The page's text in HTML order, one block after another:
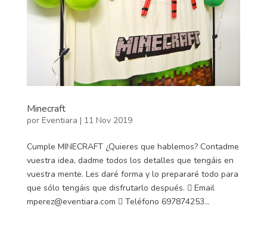
Minecraft
por Eventiara | 11 Nov 2019
Cumple MINECRAFT ¿Quieres que hablemos? Contadme
vuestra idea, dadme todos los detalles que tengáis en
vuestra mente. Les daré forma y lo prepararé todo para
que sólo tengáis que disfrutarlo después.  Email
mperez@eventiara.com  Teléfono 697874253...